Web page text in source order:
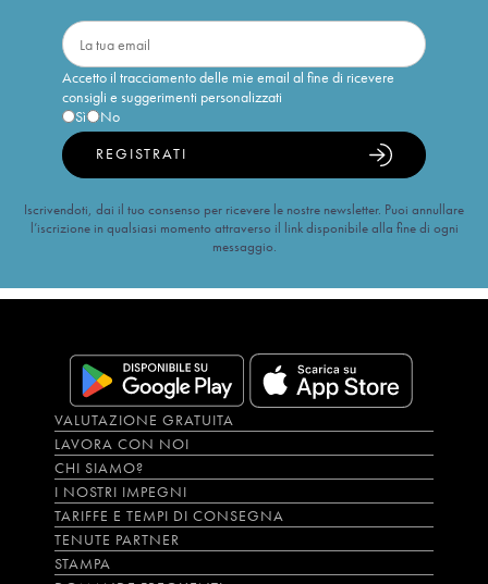
Accetto il tracciamento delle mie email al fine di ricevere
consigli e suggerimenti personalizzati
Sì
No
REGISTRATI
Iscrivendoti, dai il tuo consenso per ricevere le nostre newsletter. Puoi annullare
l’iscrizione in qualsiasi momento attraverso il link disponibile alla fine di ogni
messaggio.
VALUTAZIONE GRATUITA
LAVORA CON NOI
CHI SIAMO?
I NOSTRI IMPEGNI
TARIFFE E TEMPI DI CONSEGNA
TENUTE PARTNER
STAMPA